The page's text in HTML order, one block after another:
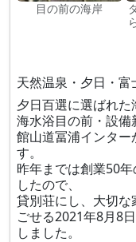
目の前の海岸
天然温泉・夕日・富
夕日百選に選ばれた
海水浴目の前・設
館山道冨浦インター
す。
昨年までは創業50
したので、
貸別荘にし、大切
ごせる2021年8月8
しました。